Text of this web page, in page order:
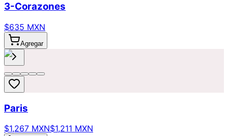
3-Corazones
$635 MXN
Agregar
Paris
$1,267 MXN$1,211 MXN